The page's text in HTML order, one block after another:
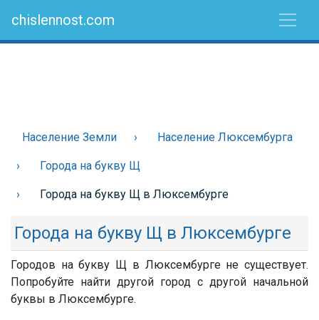
chislennost.com
Население Земли Население Люксембурга
Города на букву Щ
Города на букву Щ в Люксембурге
Города на букву Щ в Люксембурге
Городов на букву Щ в Люксембурге не существует.
Попробуйте найти другой город с другой начальной
буквы в Люксембурге.